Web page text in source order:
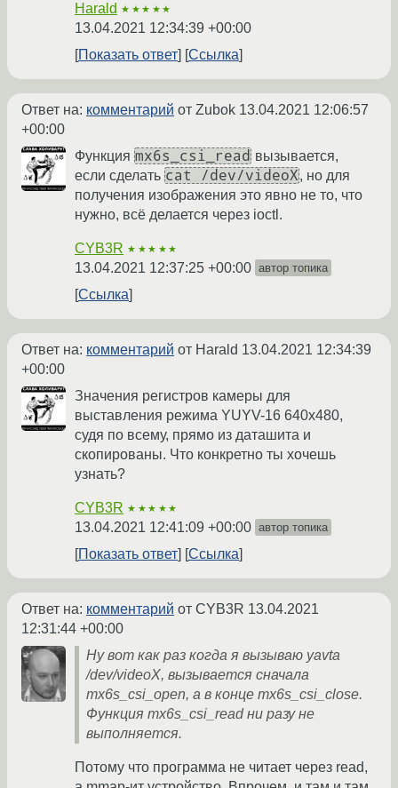
Harald ★★★★★
13.04.2021 12:34:39 +00:00
Показать ответ
Ссылка
Ответ на: комментарий от Zubok 13.04.2021 12:06:57
+00:00
Функция mx6s_csi_read вызывается,
если сделать cat /dev/videoX, но для
получения изображения это явно не то, что
нужно, всё делается через ioctl.
CYB3R ★★★★★
13.04.2021 12:37:25 +00:00 автор топика
Ссылка
Ответ на: комментарий от Harald 13.04.2021 12:34:39
+00:00
Значения регистров камеры для
выставления режима YUYV-16 640x480,
судя по всему, прямо из даташита и
скопированы. Что конкретно ты хочешь
узнать?
CYB3R ★★★★★
13.04.2021 12:41:09 +00:00 автор топика
Показать ответ Ссылка
Ответ на: комментарий от CYB3R 13.04.2021
12:31:44 +00:00
Ну вот как раз когда я вызываю yavta
/dev/videoX, вызывается сначала
mx6s_csi_open, а в конце mx6s_csi_close.
Функция mx6s_csi_read ни разу не
выполняется.
Потому что программа не читает через read,